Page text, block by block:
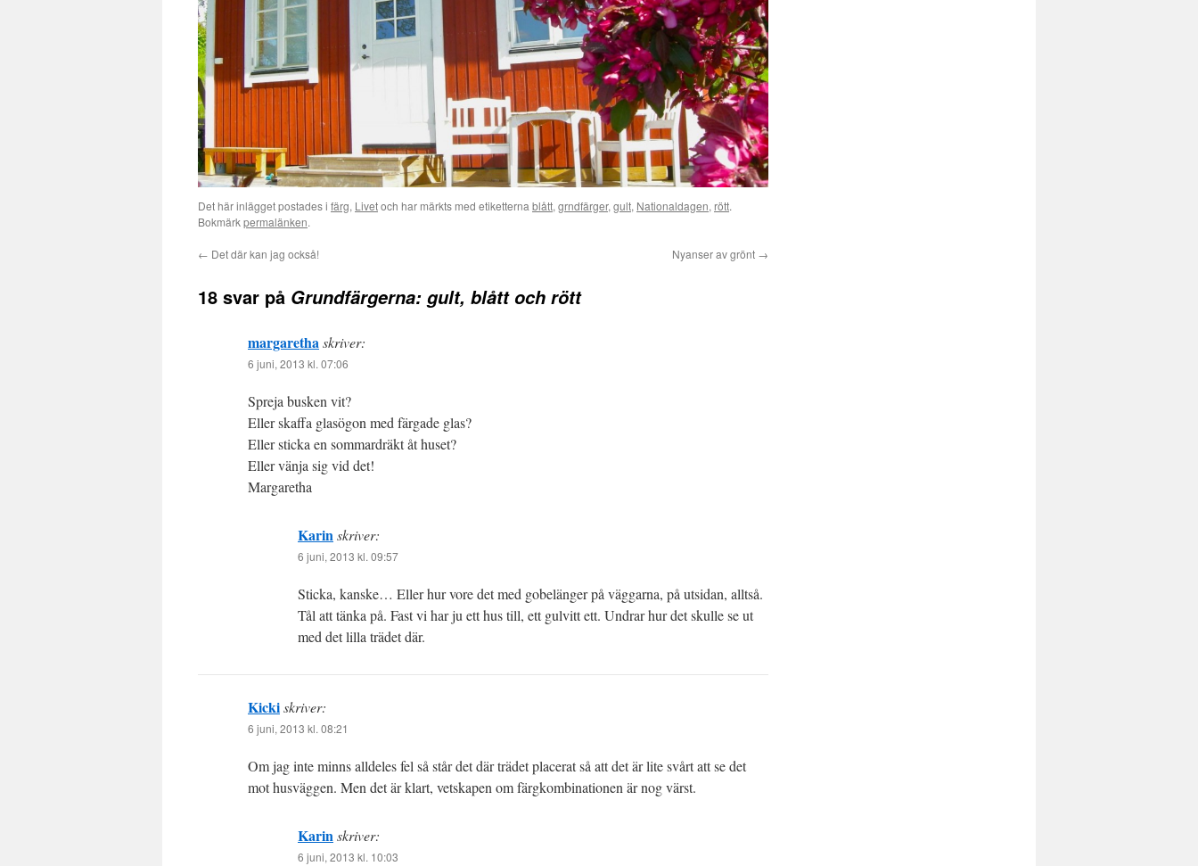
Det här inlägget postades i färg, Livetoch har märkts med etiketterna blått, grndfärger, gult, Nationaldagen, rött.
Bokmärkpermalänken.
← Det där kan jag också! Nyanser av grönt →
18 svar på Grundfärgerna: gult, blått och rött
margarethaskriver:
6 juni, 2013 kl. 07:06
Spreja busken vit?
Eller skaffa glasögon med färgade glas?
Eller sticka en sommardräkt åt huset?
Eller vänja sig vid det!
Margaretha
Karinskriver:
6 juni, 2013 kl. 09:57
Sticka, kanske… Eller hur vore det med gobelänger på väggarna, på utsidan, alltså.
Tål att tänka på. Fast vi har ju ett hus till, ett gulvitt ett. Undrar hur det skulle se ut
med det lilla trädet där.
Kickiskriver:
6 juni, 2013 kl. 08:21
Om jag inte minns alldeles fel så står det där trädet placerat så att det är lite svårt att se det
mot husväggen. Men det är klart, vetskapen om färgkombinationen är nog värst.
Karinskriver:
6 juni, 2013 kl. 10:03